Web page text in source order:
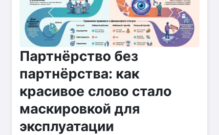
Партнёрство без
партнёрства: как
красивое слово стало
маскировкой для
эксплуатации